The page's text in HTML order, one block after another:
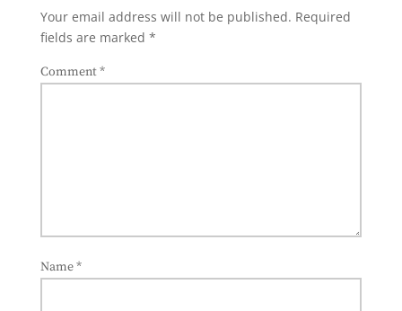
Your email address will not be published. Required
fields are marked *
Comment*
Name*